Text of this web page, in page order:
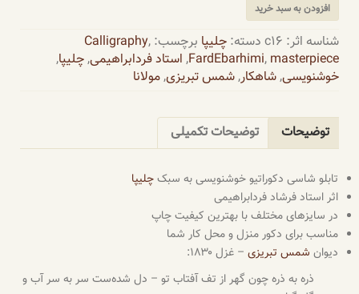
افزودن به سبد خرید
شناسه اثر: c16 دسته: چلیپا برچسب: Calligraphy,
FardEbarhimi, masterpiece
, استاد فردابراهیمی,چلیپا,
خوشنویسی,شاهکار,شمس تبریزی,مولانا
توضیحات توضیحات تکمیلی
تابلو شاسی دکوراتیو خوشنویسی به سبکچلیپا
اثر استاد فرشاد فردابراهیمی
در سایزهای مختلف با بهترین کیفیت چاپ
مناسب برای دکور منزل و محل کار شما
دیوان شمس تبریزی – غزل ۱۸۳۰:
ذره به ذره چون گهر از تف آفتاب تو – دل شده‌ست سر به سر آب و